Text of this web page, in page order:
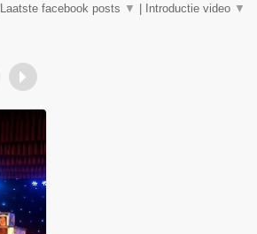
Laatste facebook posts ▼ | Introductie video ▼